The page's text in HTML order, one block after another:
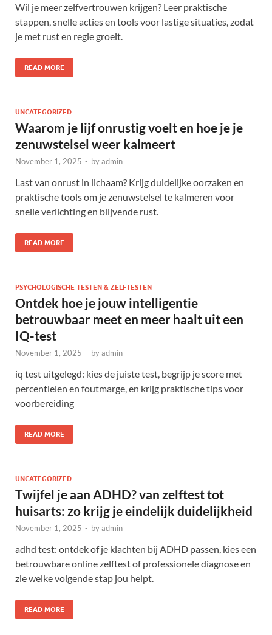
Wil je meer zelfvertrouwen krijgen? Leer praktische
stappen, snelle acties en tools voor lastige situaties, zodat
je met rust en regie groeit.
READ MORE
UNCATEGORIZED
Waarom je lijf onrustig voelt en hoe je je
zenuwstelsel weer kalmeert
November 1, 2025 - byadmin
Last van onrust in lichaam? Krijg duidelijke oorzaken en
praktische tools om je zenuwstelsel te kalmeren voor
snelle verlichting en blijvende rust.
READ MORE
PSYCHOLOGISCHE TESTEN & ZELFTESTEN
Ontdek hoe je jouw intelligentie
betrouwbaar meet en meer haalt uit een
IQ-test
November 1, 2025 - byadmin
iq test uitgelegd: kies de juiste test, begrijp je score met
percentielen en foutmarge, en krijg praktische tips voor
voorbereiding
READ MORE
UNCATEGORIZED
Twijfel je aan ADHD? van zelftest tot
huisarts: zo krijg je eindelijk duidelijkheid
November 1, 2025 - byadmin
adhd test: ontdek of je klachten bij ADHD passen, kies een
betrouwbare online zelftest of professionele diagnose en
zie welke volgende stap jou helpt.
READ MORE